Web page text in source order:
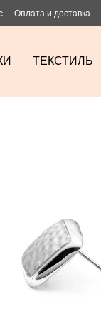
Оплата и доставка
ТЕКСТИЛЬ